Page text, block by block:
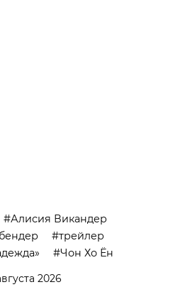
Алисия Викандер
трейлер
Чон Хо Ён
2026